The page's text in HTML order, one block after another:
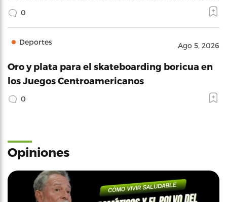
0
Deportes Ago 5, 2026
Oro y plata para el skateboarding boricua en
los Juegos Centroamericanos
0
Opiniones